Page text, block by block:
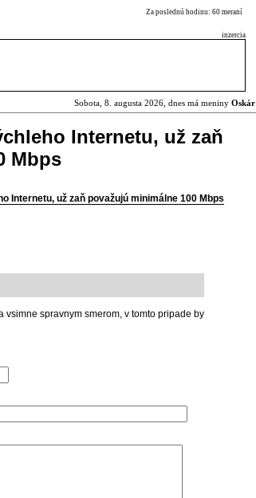
Za poslednú hodinu: 60 meraní
inzercia
Sobota, 8. augusta 2026, dnes má meniny Oskár
Internetu, už zaň
Mbps
Internetu, už zaň považujú minimálne 100 Mbps
spravnym smerom, v tomto pripade by